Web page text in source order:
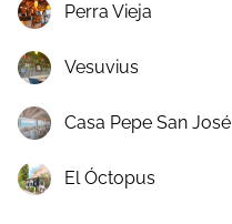
Perra Vieja
Vesuvius
Casa Pepe San José
El Óctopus